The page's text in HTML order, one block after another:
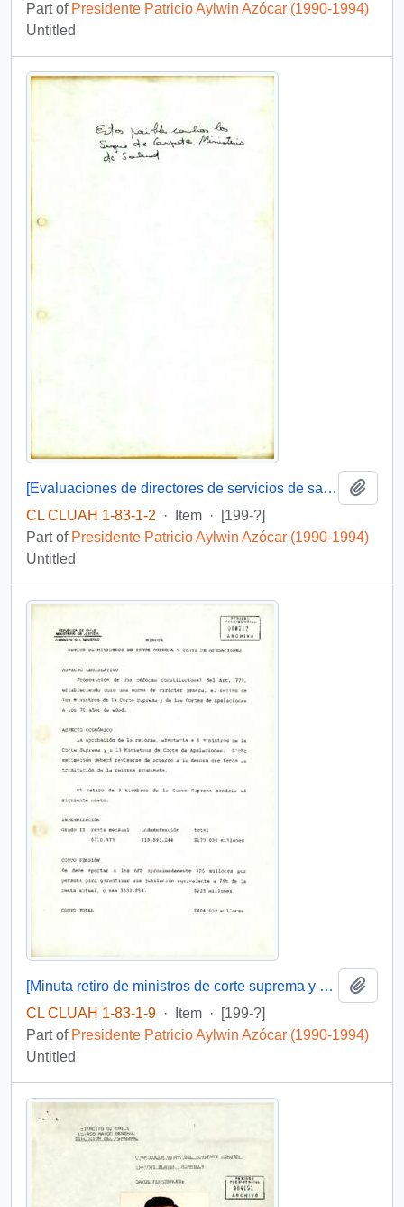
Part of Presidente Patricio Aylwin Azócar (1990-1994)
Untitled
[Evaluaciones de directores de servicios de salud]
CL CLUAH 1-83-1-2
· Item ·
[199-?]
Part of Presidente Patricio Aylwin Azócar (1990-1994)
Untitled
[Minuta retiro de ministros de corte suprema y corte de apelaciones]
CL CLUAH 1-83-1-9 · Item ·
[199-?]
Part of Presidente Patricio Aylwin Azócar (1990-1994)
Untitled